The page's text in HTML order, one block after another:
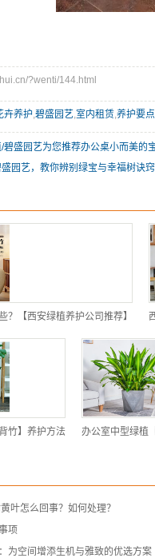
?wenti/144.html
卉养护,碧盛园艺,室内租赁,养护要点
碧盛园艺为您推荐办公桌小而美的
园艺，教你辨别绿宝与幸福树诀窍
？【西安绿植养护公司推荐】
竹】养护方法 办公室中型绿植
叶怎么回事？如何处理？
项
为空间增添生机与雅致的优选方案